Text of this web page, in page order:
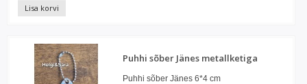
Lisa korvi
Puhhi sõber Jänes metallketiga
Puhhi sõber Jänes 6*4 cm